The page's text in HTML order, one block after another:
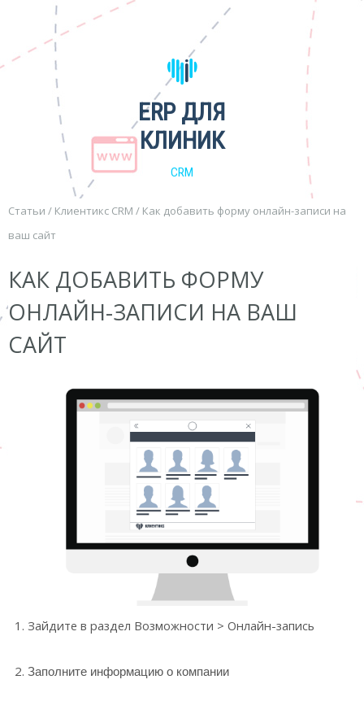
ERP ДЛЯ
КЛИНИК
CRM
Статьи / Клиентикс CRM / Как добавить форму онлайн-записи на
ваш сайт
КАК ДОБАВИТЬ ФОРМУ
ОНЛАЙН-ЗАПИСИ НА ВАШ
САЙТ
Зайдите в раздел Возможности > Онлайн-запись
Заполните информацию о компании